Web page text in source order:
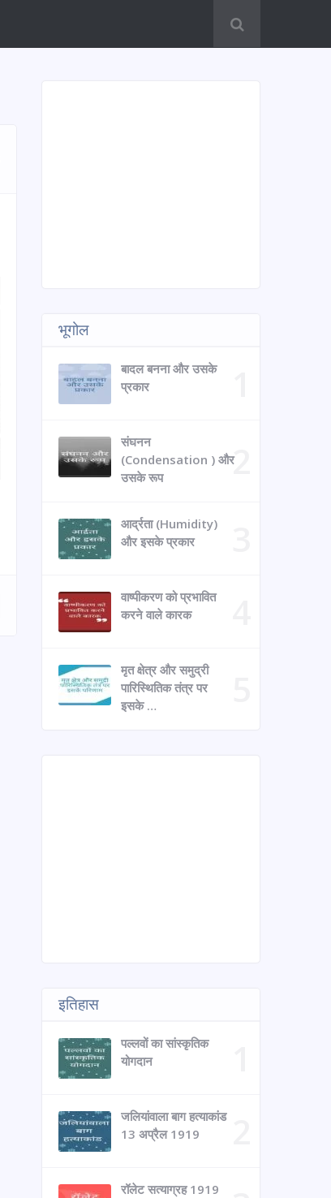
भूगोल
बादल बनना और उसके
प्रकार
संघनन
(Condensation ) और
उसके रूप
आर्द्रता (Humidity)
और इसके प्रकार
वाष्पीकरण को प्रभावित
करने वाले कारक
मृत क्षेत्र और समुद्री
पारिस्थितिक तंत्र पर
इसके …
इतिहास
पल्लवों का सांस्कृतिक
योगदान
जलियांवाला बाग हत्याकांड
13 अप्रैल 1919
रॉलेट सत्याग्रह 1919